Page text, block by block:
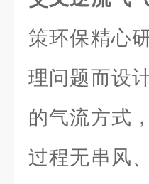
策环保精心
理问题而设
的气流方式
过程无串风